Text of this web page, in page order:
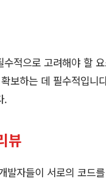
적으로 고려해야 할
보하는 데 필수적입
.
뷰
발자들이 서로의 코드